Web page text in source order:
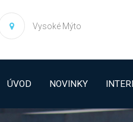
Vysoké Mýto
ÚVOD NOVINKY